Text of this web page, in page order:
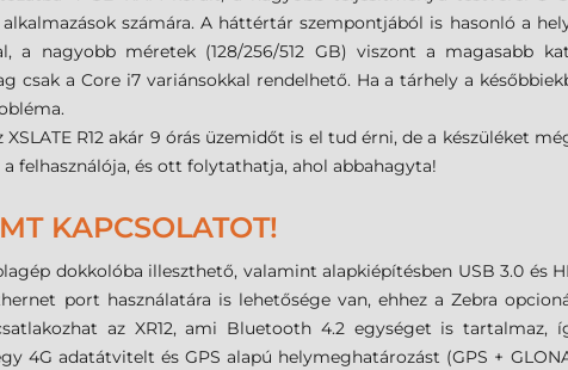
számára. A háttértár szempontjából is hasonló a
a nagyobb méretek (128/256/512 GB) viszont a magasabb
csak a Core i7 variánsokkal rendelhető. Ha a tárhely a
R12 akár 9 órás üzemidőt is el tud érni, de a készüléket
felhasználója, és ott folytathatja, ahol abbahagyta!
KAPCSOLATOT!
dokkolóba illeszthető, valamint alapkiépítésben USB 3.0
port használatára is lehetősége van, ehhez a Zebra
az XR12, ami Bluetooth 4.2 egységet is
4G adatátvitelt és GPS alapú helymeghatározást (GPS +